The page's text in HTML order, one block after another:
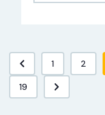
1 2
19